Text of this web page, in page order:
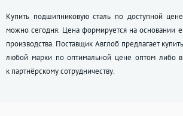
Купить подшипниковую сталь по доступной
можно сегодня. Цена формируется на основании
производства. Поставщик Авглоб предлагает
любой марки по оптимальной цене оптом либо
к партнёрскому сотрудничеству.